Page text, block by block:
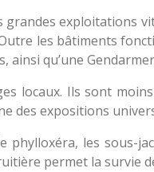
exploitations
les bâtiments
ainsi qu’une
locaux. Ils sont
des expositions
phylloxéra, les sous-
permet la survie